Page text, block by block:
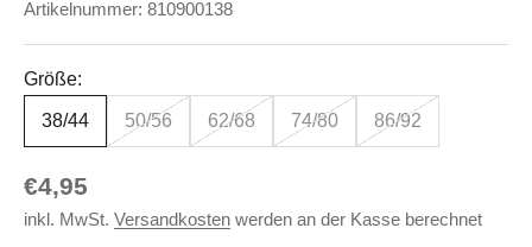
Artikelnummer: 810900138
Größe:
38/44 50/56 62/68 74/80 86/92
Angebot
€4,95
inkl. MwSt. Versandkosten werden an der Kasse berechnet